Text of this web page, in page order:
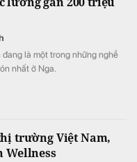
là một trong những nghề
nhất ở Nga.
trường Việt Nam,
Wellness